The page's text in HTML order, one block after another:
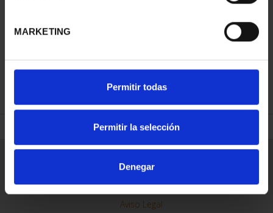
MARKETING
Permitir todas
Permitir la selección
Denegar
REFINAR
Contacto
Preguntas Frequentes (FAQs)
Aviso Legal